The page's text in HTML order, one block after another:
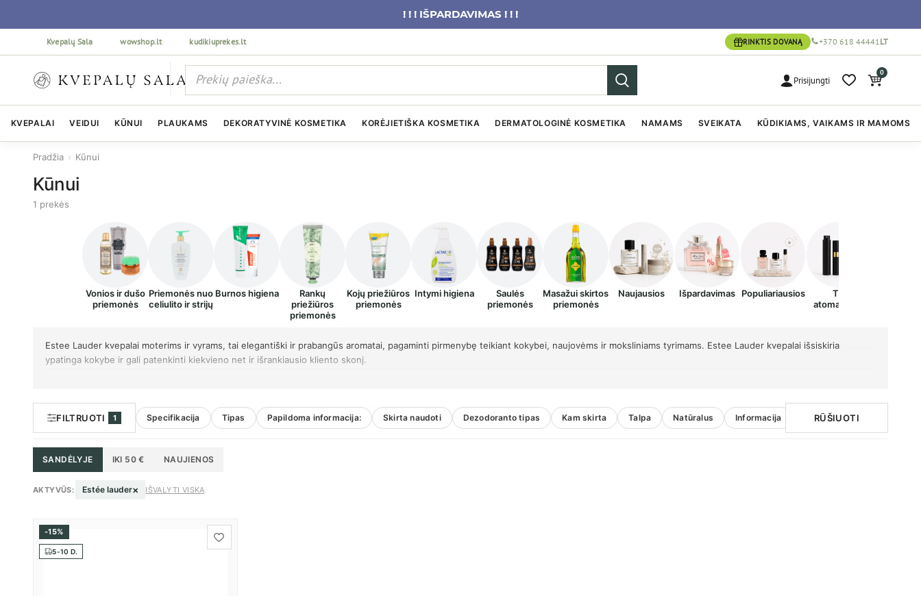
! ! ! IŠPARDAVIMAS ! ! !
Kvepalų Sala wowshop.lt kudikiuprekes.lt RINKTIS DOVANĄ +370 618 44441LT
Prisijungti
0
KVEPALAI VEIDUI KŪNUI PLAUKAMS DEKORATYVINĖ KOSMETIKA KORĖJIETIŠKA KOSMETIKA DERMATOLOGINĖ KOSMETIKA NAMAMS SVEIKATA KŪDIKIAMS, VAIKAMS IR MAMOMS
Pradžia › Kūnui
Kūnui
1 prekės
Vonios ir dušo
priemonės
Priemonės nuo
celiulito ir strijų
Burnos higiena
Rankų
priežiūros
priemonės
Kojų priežiūros
priemonės
Intymi higiena
Saulės
priemonės
Masažui skirtos
priemonės
Naujausios Išpardavimas Populiariausios
Tik
atomaizeriai
Estee Lauder kvepalai moterims ir vyrams, tai elegantiški ir prabangūs aromatai, pagaminti pirmenybę teikiant kokybei, naujovėms ir moksliniams tyrimams. Estee Lauder kvepalai išsiskiria
ypatinga kokybe ir gali patenkinti kiekvieno net ir išrankiausio kliento skonį.
FILTRUOTI 1 Specifikacija Tipas Papildoma informacija: Skirta naudoti Dezodoranto tipas Kam skirta Talpa Natūralus Informacija Be aliuminio
RŪŠIUOTI
SANDĖLYJE IKI 50 € NAUJIENOS
AKTYVŪS: Estée lauder× IŠVALYTI VISKĄ
-15%
5-10 D.